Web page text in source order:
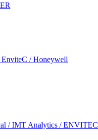
/ Honeywell
/ IMT Analytics / ENVITEC